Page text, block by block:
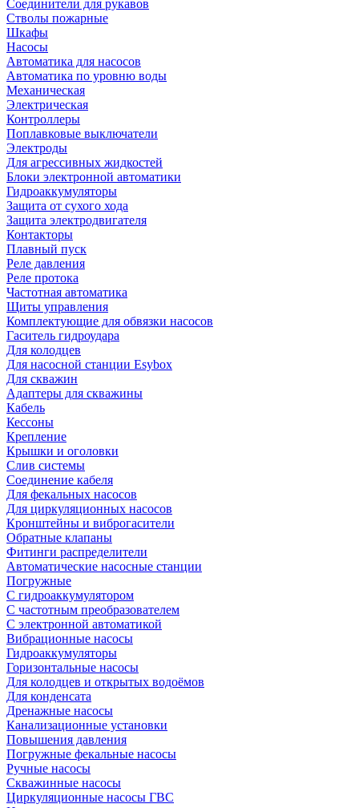
Соединители для рукавов
Стволы пожарные
Шкафы
Насосы
Автоматика для насосов
Автоматика по уровню воды
Механическая
Электрическая
Контроллеры
Поплавковые выключатели
Электроды
Для агрессивных жидкостей
Блоки электронной автоматики
Гидроаккумуляторы
Защита от сухого хода
Защита электродвигателя
Контакторы
Плавный пуск
Реле давления
Реле протока
Частотная автоматика
Щиты управления
Комплектующие для обвязки насосов
Гаситель гидроудара
Для колодцев
Для насосной станции Esybox
Для скважин
Адаптеры для скважины
Кабель
Кессоны
Крепление
Крышки и оголовки
Слив системы
Соединение кабеля
Для фекальных насосов
Для циркуляционных насосов
Кронштейны и виброгасители
Обратные клапаны
Фитинги распределители
Автоматические насосные станции
Погружные
С гидроаккумулятором
С частотным преобразователем
С электронной автоматикой
Вибрационные насосы
Гидроаккумуляторы
Горизонтальные насосы
Для колодцев и открытых водоёмов
Для конденсата
Дренажные насосы
Канализационные установки
Повышения давления
Погружные фекальные насосы
Ручные насосы
Скважинные насосы
Циркуляционные насосы ГВС